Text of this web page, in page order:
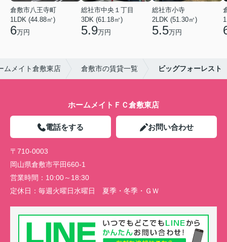
倉敷市八王寺町
1LDK (44.88㎡)
6万円
総社市中央１丁目
3DK (61.18㎡)
5.9万円
総社市小寺
2LDK (51.30㎡)
5.5万円
ムメイト倉敷東店 倉敷市の賃貸一覧 ビッグフォーレスト
ホームメイトＦＣ倉敷東店
電話をする お問い合わせ
〒710-0003
岡山県倉敷市平田660-1
営業時間： 10:00～18:30
定休日： 毎週火曜日水曜日 夏季・冬季・ＧＷ